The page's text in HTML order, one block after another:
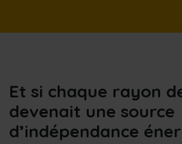
Et si chaque rayon
devenait une source
d’indépendance